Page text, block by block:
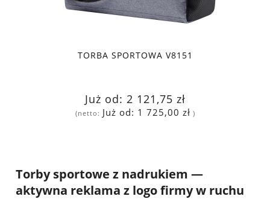
TORBA SPORTOWA V8151
Już od: 2 121,75 zł
(netto: Już od: 1 725,00 zł )
Torby sportowe z nadrukiem —
aktywna reklama z logo firmy w ruchu